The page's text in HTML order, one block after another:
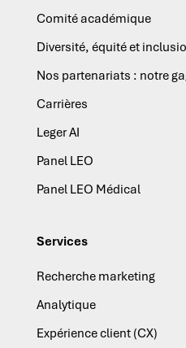
Comité académique
Diversité, équité et
Nos partenariats : notre
Carrières
Leger AI
Panel LEO
Panel LEO Médical
Services
Recherche marketing
Analytique
Expérience client (CX)